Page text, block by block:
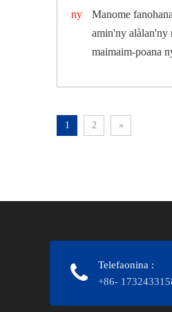
ny
Manome
amin'ny alàlan'ny
maimaim-poana
1 2 »
Telefaonina :
+86-